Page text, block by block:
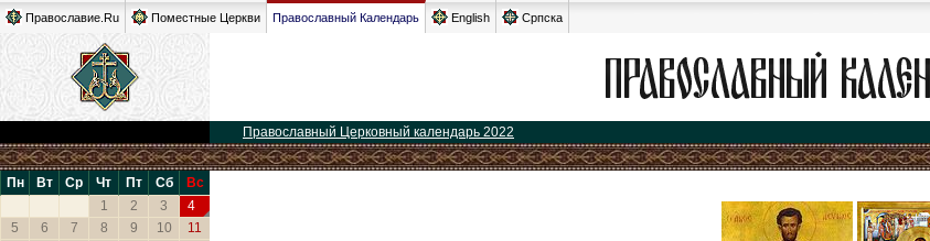
Православие.Ru Поместные Церкви Православный Календарь English Српска
Православный Церковный календарь 2022
Пн Вт Ср Чт Пт Сб
Вс
1
2 3
4
5
6 7 8 9 10
11